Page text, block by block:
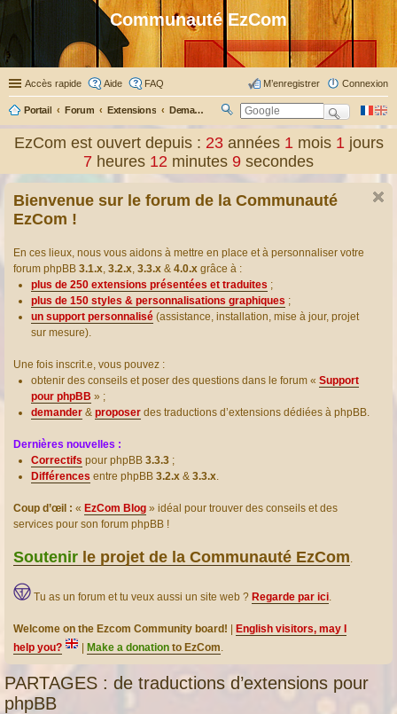
Communauté EzCom
Accès rapide Aide FAQ Connexion
M’enregistrer
Portail Forum Extensions Demander ou proposer des traductions d’extensions
ch
er
EzCom est ouvert depuis : 23 années1 mois1 jours
7 heures 12 minutes 9 secondes
Bienvenue sur le forum de la Communauté
EzCom !
En ces lieux, nous vous aidons à mettre en place et à personnaliser votre
forum phpBB 3.1.x, 3.2.x, 3.3.x & 4.0.x grâce à :
plus de 250 extensions présentées et traduites ;
plus de 150 styles & personnalisations graphiques ;
un support personnalisé (assistance, installation, mise à jour, projet
sur mesure).
Une fois inscrit.e, vous pouvez :
obtenir des conseils et poser des questions dans le forum « Support
pour phpBB » ;
demander & proposer des traductions d’extensions dédiées à phpBB.
Dernières nouvelles :
Correctifs pour phpBB 3.3.3 ;
Différences entre phpBB 3.2.x & 3.3.x.
Coup d’œil : « EzCom Blog » idéal pour trouver des conseils et des
services pour son forum phpBB !
Soutenir le projet de la Communauté EzCom.
Tu as un forum et tu veux aussi un site web ? Regarde par ici.
Welcome on the Ezcom Community board!
English visitors, may I
help you?
Make a donation to EzCom.
PARTAGES : de traductions d’extensions pour
phpBB